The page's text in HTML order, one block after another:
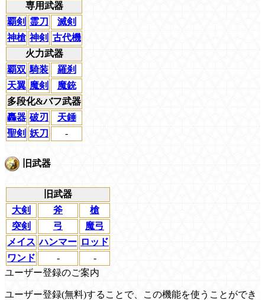
専用武器
覇剣 霊刀
滅剣
神槍 神剣 古代機
火力武器
覇双 騎装
羅刹
天翼 魔剣
魔銃
多段化&バフ武器
轟器 破刃
天錘
聖剣 妖刀 -
旧武器
旧武器
大剣
斧
槍
突剣
弓
魔弓
メイス ハンマー ロッド
ワンド
-
-
ユーザー登録のご案内
ユーザー登録(無料)することで、この機能を使うことができ